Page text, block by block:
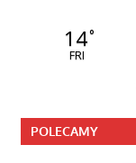
14°
FRI
POLECAMY